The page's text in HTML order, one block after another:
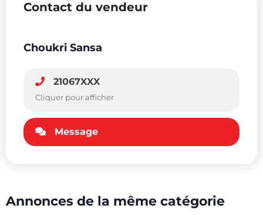
Contact du vendeur
Choukri Sansa
21067XXX
Cliquer pour afficher
Message
Annonces de la même catégorie